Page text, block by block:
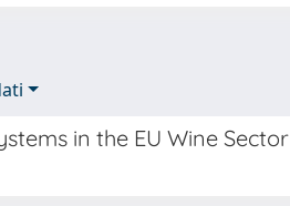
in the EU Wine Sector